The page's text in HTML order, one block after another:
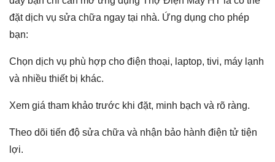
đặt dịch vụ sửa chữa ngay tại nhà. Ứng dụng cho phép
bạn:
Chọn dịch vụ phù hợp cho điện thoại, laptop, tivi, máy lạnh
và nhiều thiết bị khác.
Xem giá tham khảo trước khi đặt, minh bạch và rõ ràng.
Theo dõi tiến độ sửa chữa và nhận bảo hành điện tử tiện
lợi.